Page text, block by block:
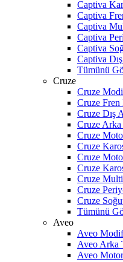
Captiva
Captiva
Captiva
Captiva
Captiva
Captiva
Tümünü
Cruze
Cruze
Cruze Fren
Cruze Dış
Cruze Arka
Cruze
Cruze
Cruze
Cruze
Cruze
Cruze
Cruze
Tümünü
Aveo
Aveo
Aveo Arka
Aveo